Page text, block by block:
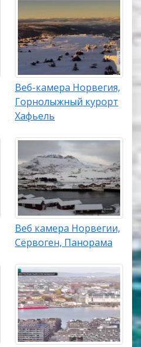
Веб-камера Норвегия,
Горнолыжный курорт
Хафьель
Веб камера Норвегии,
Сёрвоген, Панорама